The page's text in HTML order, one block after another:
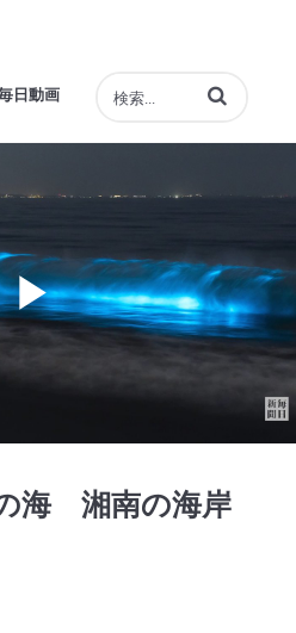
日動画 動画の検索語句
Play
海 湘南の海岸